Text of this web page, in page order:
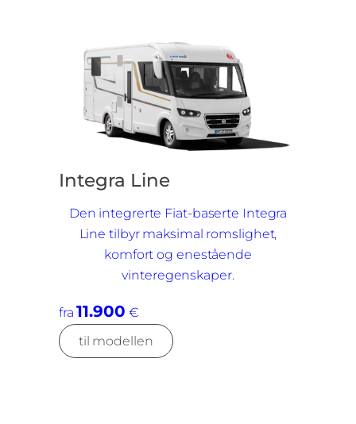
Integra Line
Den integrerte Fiat-baserte Integra
Line tilbyr maksimal romslighet,
komfort og enestående
vinteregenskaper.
fra11.900 €
til modellen